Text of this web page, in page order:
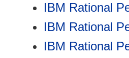
IBM Rational
IBM Rational
IBM Rational